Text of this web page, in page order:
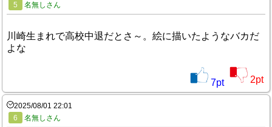
5
名無しさん
川崎生まれで高校中退だとさ～。絵に描いたようなバカだ
よな
7pt 2pt
2025/08/01 22:01
6
名無しさん